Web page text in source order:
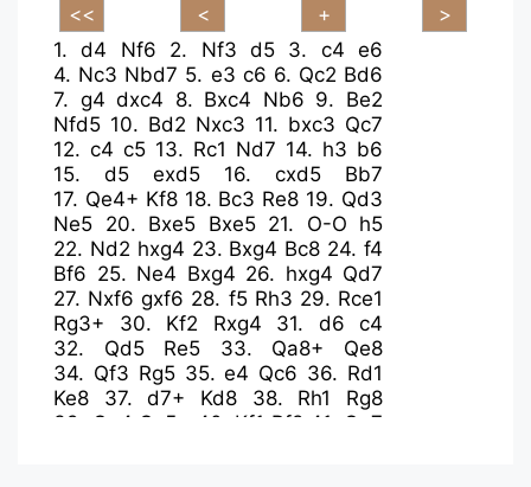
1.d4 Nf6 2. Nf3 d5 3. c4 e6
4. Nc3 Nbd7 5. e3 c6 6. Qc2 Bd6
7. g4 dxc4 8. Bxc4 Nb6 9. Be2
Nfd5 10. Bd2 Nxc3 11. bxc3 Qc7
12. c4 c5 13. Rc1 Nd7 14. h3 b6
15. d5 exd5 16. cxd5
Bb7
17. Qe4+ Kf8 18. Bc3 Re8 19. Qd3
Ne5 20. Bxe5 Bxe5 21. O-O h5
22. Nd2 hxg4 23. Bxg4 Bc8 24.f4
Bf6 25. Ne4 Bxg4 26. hxg4 Qd7
27. Nxf6 gxf6 28. f5 Rh3 29. Rce1
Rg3+
30. Kf2 Rxg4 31. d6
c4
32. Qd5 Re5 33. Qa8+
Qe8
34. Qf3 Rg5 35.e4 Qc6 36. Rd1
Ke8
37.d7+ Kd8 38. Rh1
Rg8
39.
Qg4 Qc5+ 40. Kf1 Rf8 41.
Qg7